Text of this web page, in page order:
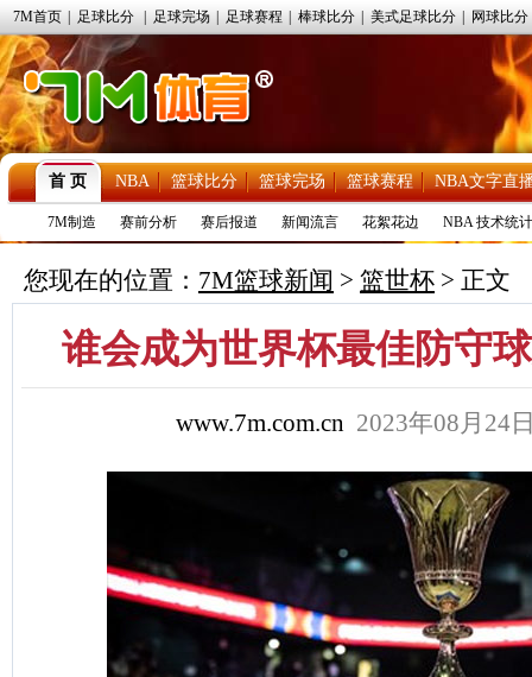
7M首页 足球比分 足球完场 足球赛程 棒球比分 美式足球比分 网球比分
首 页 NBA 篮球比分 篮球完场 篮球赛程 NBA文字直
7M制造 赛前分析 赛后报道 新闻流言 花絮花边 NBA 技术统计
您现在的位置： 7M篮球新闻 > 篮世杯 > 正文
谁会成为世界杯最佳防守
www.7m.com.cn 2023年08月24